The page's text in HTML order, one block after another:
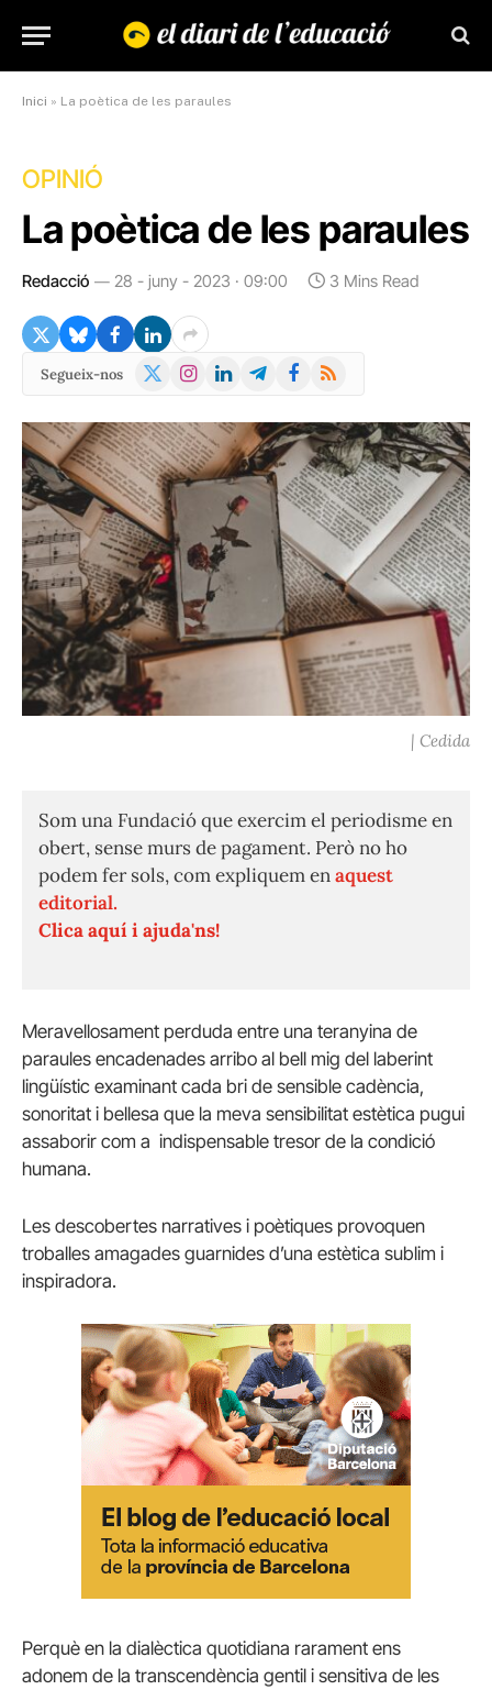
Inici » La poètica de les paraules
OPINIÓ
La poètica de les paraules
Redacció 28 - juny - 2023 · 09:00 3 Mins Read
Segueix-nos
X
Instagram
LinkedInTelegramFacebook
RSS
| Cedida
Som una Fundació que exercim el periodisme en
obert, sense murs de pagament. Però no ho
podem fer sols, com expliquem enaquest
editorial.
Clica aquí i ajuda'ns!
Meravellosament perduda entre una teranyina de
paraules encadenades arribo al bell mig del laberint
lingüístic examinant cada bri de sensible cadència,
sonoritat i bellesa que la meva sensibilitat estètica pugui
assaborir com a indispensable tresor de la condició
humana.
Les descobertes narratives i poètiques provoquen
troballes amagades guarnides d’una estètica sublim i
inspiradora.
Perquè en la dialèctica quotidiana rarament ens
adonem de la transcendència gentil i sensitiva de les